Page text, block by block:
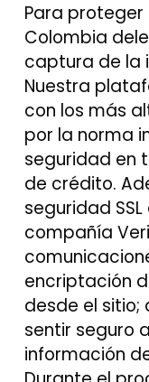
Para proteger
Colombia
captura de la
Nuestra
con los más
por la norma
seguridad en
de crédito.
seguridad
compañía
encriptación
desde el
sentir seguro
información